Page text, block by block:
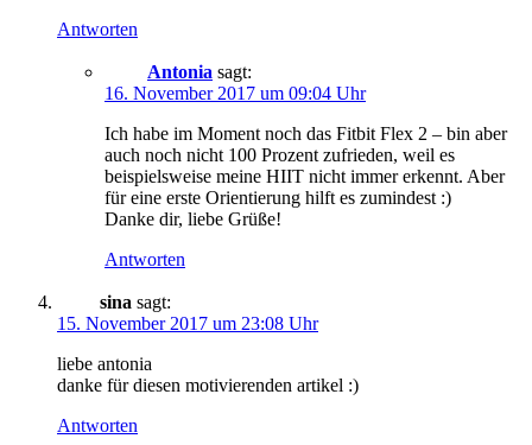
Antworten
Antonia sagt:
16. November 2017 um 09:04 Uhr
Ich habe im Moment noch das Fitbit Flex 2 – bin aber
auch noch nicht 100 Prozent zufrieden, weil es
beispielsweise meine HIIT nicht immer erkennt. Aber
für eine erste Orientierung hilft es zumindest :)
Danke dir, liebe Grüße!
Antworten
sina sagt:
15. November 2017 um 23:08 Uhr
liebe antonia
danke für diesen motivierenden artikel :)
Antworten